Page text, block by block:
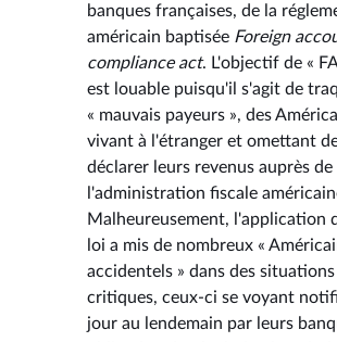
banques françaises, de la
américain baptisée Foreign
compliance act. L'objectif de «
est louable puisqu'il s'agit de
« mauvais payeurs », des
vivant à l'étranger et omettant
déclarer leurs revenus auprès de
l'administration fiscale
Malheureusement, l'application
loi a mis de nombreux «
accidentels » dans des situations
critiques, ceux-ci se voyant
jour au lendemain par leurs